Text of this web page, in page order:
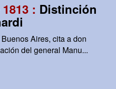
: Distinción
Aires, cita a don
del general Manu...